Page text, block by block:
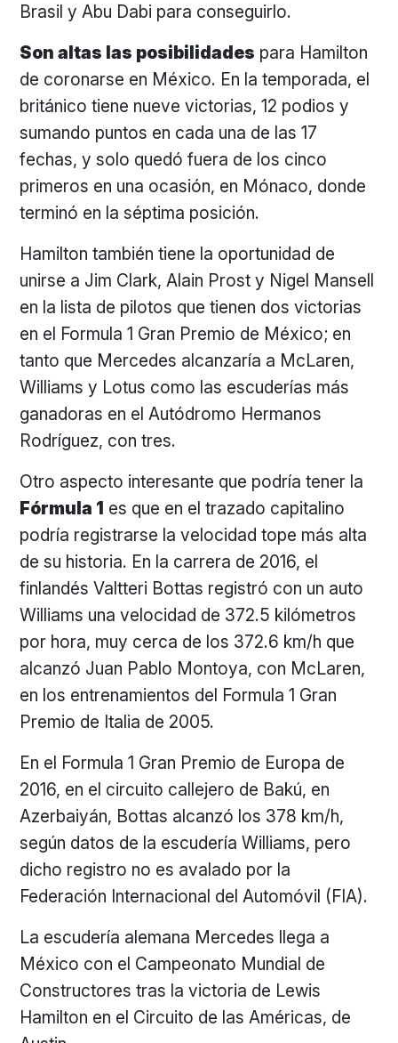
Brasil y Abu Dabi para conseguirlo.
Son altas las posibilidades para Hamilton
de coronarse en México. En la temporada, el
británico tiene nueve victorias, 12 podios y
sumando puntos en cada una de las 17
fechas, y solo quedó fuera de los cinco
primeros en una ocasión, en Mónaco, donde
terminó en la séptima posición.
Hamilton también tiene la oportunidad de
unirse a Jim Clark, Alain Prost y Nigel Mansell
en la lista de pilotos que tienen dos victorias
en el Formula 1 Gran Premio de México; en
tanto que Mercedes alcanzaría a McLaren,
Williams y Lotus como las escuderías más
ganadoras en el Autódromo Hermanos
Rodríguez, con tres.
Otro aspecto interesante que podría tener la
Fórmula 1 es que en el trazado capitalino
podría registrarse la velocidad tope más alta
de su historia. En la carrera de 2016, el
finlandés Valtteri Bottas registró con un auto
Williams una velocidad de 372.5 kilómetros
por hora, muy cerca de los 372.6 km/h que
alcanzó Juan Pablo Montoya, con McLaren,
en los entrenamientos del Formula 1 Gran
Premio de Italia de 2005.
En el Formula 1 Gran Premio de Europa de
2016, en el circuito callejero de Bakú, en
Azerbaiyán, Bottas alcanzó los 378 km/h,
según datos de la escudería Williams, pero
dicho registro no es avalado por la
Federación Internacional del Automóvil (FIA).
La escudería alemana Mercedes llega a
México con el Campeonato Mundial de
Constructores tras la victoria de Lewis
Hamilton en el Circuito de las Américas, de